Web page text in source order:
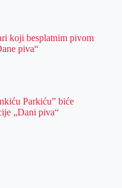
koji besplatnim pivom
piva“
Parkiću” biće
„Dani piva“